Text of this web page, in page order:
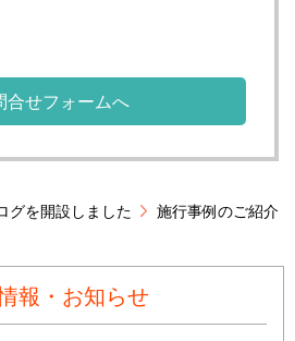
合せフォームへ
グを開設しました 施行事例のご紹介
報・お知らせ